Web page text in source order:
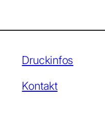
Druckinfos
Kontakt